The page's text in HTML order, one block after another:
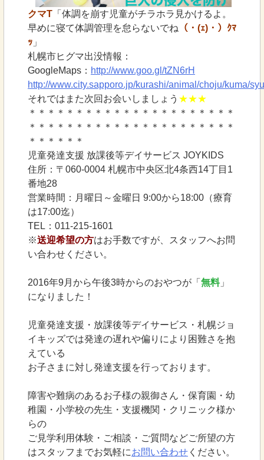
クマT 「体調を崩す児童がチラホラ見かけるよ。
早めに寝て体調管理を怠らないでね （・(ｪ)・）ｸﾏ
ｯ 」
札幌市ヒグマ出没情報：
GoogleMaps： http://www.goo.gl/tZN6rH
http://www.city.sapporo.jp/kurashi/animal/choju/kuma/
それではまた次回お会いしましょう ★★★
＊＊＊＊＊＊＊＊＊＊＊＊＊＊＊＊＊＊＊＊＊＊
＊＊＊＊＊＊＊＊＊＊＊＊＊＊＊＊＊＊＊＊＊＊
＊＊＊＊＊＊
児童発達支援 放課後等デイサービス JOYKIDS
住所：〒060-0004 札幌市中央区北4条西14丁目1
番地28
営業時間：月曜日～金曜日 9:00から18:00（療育
は17:00迄）
TEL：011-215-1601
※送迎希望の方はお手数ですが、スタッフへお問
い合わせください。
2016年9月から午後3時からのおやつが「 無料」
になりました！
児童発達支援・放課後等デイサービス・札幌ジョ
イキッズでは発達の遅れや偏りにより困難さを抱
えている
お子さまに対し発達支援を行っております。
障害や難病のあるお子様の親御さん・保育園・幼
稚園・小学校の先生・支援機関・クリニック様か
らの
ご見学利用体験・ご相談・ご質問などご所望の方
はスタッフまでお気軽にお問い合わせ ください。